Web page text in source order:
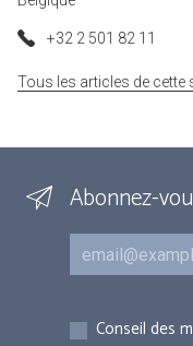
+32 2 501 82 11
Tous les articles de cette
Abonnez-
Courriel
Inscriptions
Conseil des